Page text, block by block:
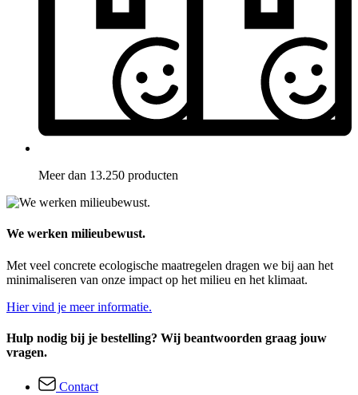
Meer dan 13.250 producten
We werken milieubewust.
Met veel concrete ecologische maatregelen dragen we bij aan het
minimaliseren van onze impact op het milieu en het klimaat.
Hier vind je meer informatie.
Hulp nodig bij je bestelling? Wij beantwoorden graag jouw
vragen.
Contact